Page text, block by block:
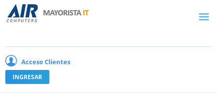
Acceso Clientes
INGRESAR